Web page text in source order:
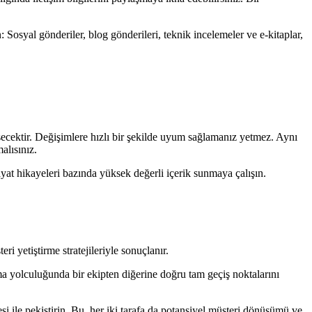
Sosyal gönderiler, blog gönderileri, teknik incelemeler ve e-kitaplar,
Değişimlere hızlı bir şekilde uyum sağlamanız yetmez. Aynı
hikayeleri bazında yüksek değerli içerik sunmaya çalışın.
yetiştirme stratejileriyle sonuçlanır.
yolculuğunda bir ekipten diğerine doğru tam geçiş noktalarını